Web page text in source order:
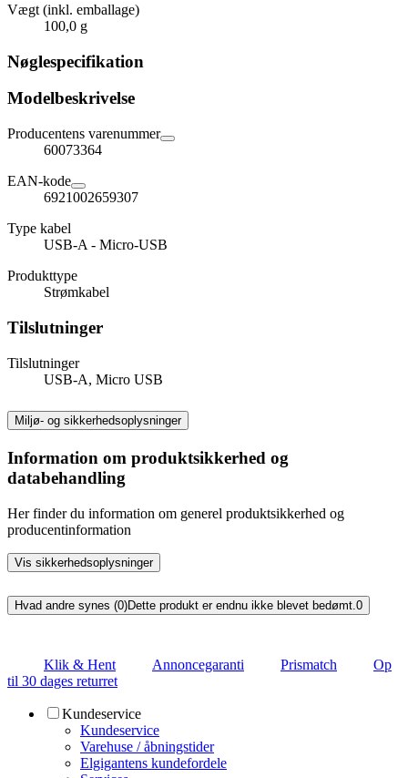
Vægt (inkl. emballage)
100,0 g
Nøglespecifikation
Modelbeskrivelse
Producentens varenummer
60073364
EAN-kode
6921002659307
Type kabel
USB-A - Micro-USB
Produkttype
Strømkabel
Tilslutninger
Tilslutninger
USB-A, Micro USB
Miljø- og sikkerhedsoplysninger
Information om produktsikkerhed og
databehandling
Her finder du information om generel produktsikkerhed og
producentinformation
Vis sikkerhedsoplysninger
Hvad andre synes (0)Dette produkt er endnu ikke blevet bedømt. 0
Klik & Hent Annoncegaranti Prismatch
Op
til 30 dages returret
Kundeservice
Kundeservice
Varehuse / åbningstider
Elgigantens kundefordele